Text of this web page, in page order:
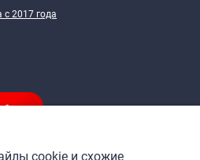
c 2017 года
cookie и схожие